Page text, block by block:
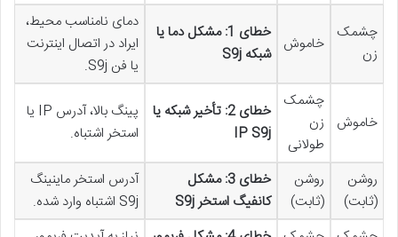
چشمک
زن
خاموش
خطای 1: مشکل دما یا
شبکه S9j
دمای نامناسب محیط،
ایراد در اتصال اینترنت
یا فن S9j.
خاموش
چشمک
زن
طولانی
خطای 2: تأخیر شبکه یا
IP S9j
پینگ بالا، آدرس IP یا
استخر اشتباه.
روشن
(ثابت)
روشن
(ثابت)
خطای 3: مشکل
کانفیگ استخر S9j
آدرس استخر ماینینگ
S9j اشتباه وارد شده.